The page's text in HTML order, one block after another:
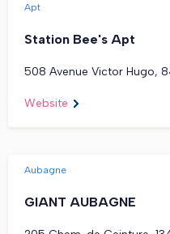
Apt
Station Bee's Apt
508 Avenue Victor Hugo,
Website
Aubagne
GIANT AUBAGNE